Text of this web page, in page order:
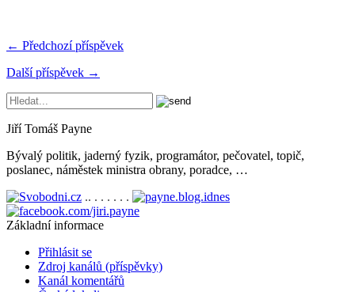
← Předchozí příspěvek
Další příspěvek →
Jiří Tomáš Payne
Bývalý politik, jaderný fyzik, programátor, pečovatel, topič,
poslanec, náměstek ministra obrany, poradce, …
.. . . . . . .
Základní informace
Přihlásit se
Zdroj kanálů (příspěvky)
Kanál komentářů